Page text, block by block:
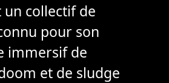
un collectif de
pour son
immersif de
et de sludge